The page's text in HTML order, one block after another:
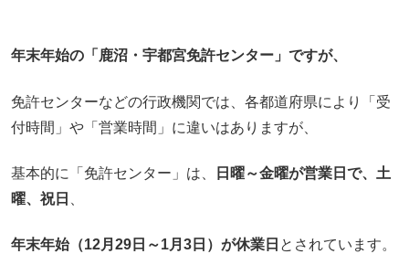
年末年始の「鹿沼・宇都宮免許センター」ですが、
免許センターなどの行政機関では、各都道府県により「受
付時間」や「営業時間」に違いはありますが、
基本的に「免許センター」は、
日曜～金曜が営業日で、土
曜、祝日
年末年始（12月29日～1月3日）が休業日 とされています。